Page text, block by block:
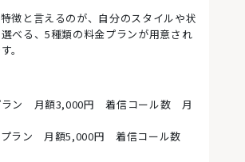
徴と言えるのが、自分のスタイルや状
べる、5種類の料金プランが用意され
。
ラン 月額3,000円 着信コール数 月
プラン 月額5,000円 着信コール数